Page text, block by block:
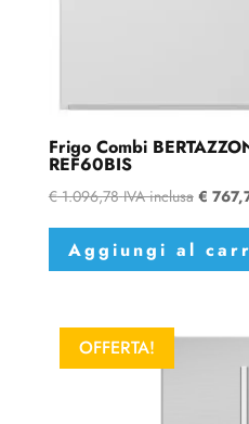
Frigo Combi
REF60BIS
€1.096,78 IVA inclusa €
Aggiungi al
OFFERTA!